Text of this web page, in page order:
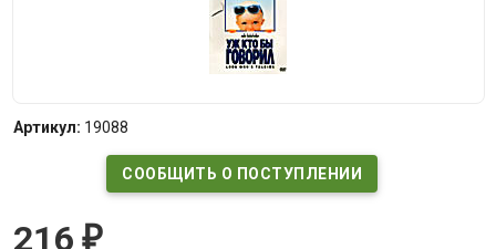
Артикул: 19088
СООБЩИТЬ О ПОСТУПЛЕНИИ
216 ₽